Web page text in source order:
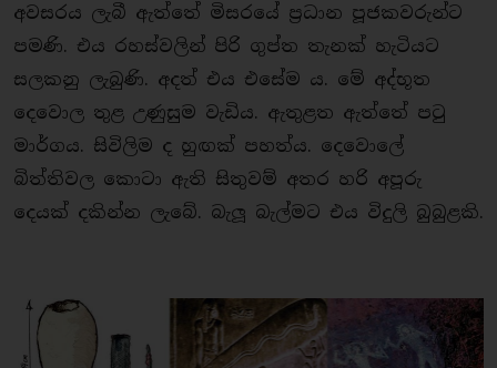
අවසරය ලැබී ඇත්තේ මිසරයේ ප්‍රධාන පූජකවරුන්ට
පමණි. එය රහස්වලින් පිරි ගුප්ත තැනක් හැටියට
සලකනු ලැබුණි. අදත් එය එසේම ය. මේ අද්භූත
දෙවොල තුළ උණුසුම වැඩිය. ඇතුළත ඇත්තේ පටු
මාර්ගය. සිවිලිම ද හුඟක් පහත්ය. දෙවොලේ
බිත්තිවල කොටා ඇති සිතුවම් අතර හරි අපූරු
දෙයක් දකින්න ලැබේ. බැලූ බැල්මට එය විදුලි බුබුළකි.